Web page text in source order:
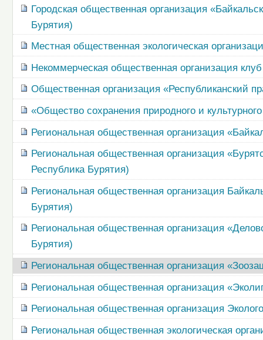
Городская общественная организация
Бурятия)
Местная общественная экологическая
Некоммерческая общественная организация
Общественная организация «Республиканский
«Общество сохранения природного и
Региональная общественная организация
Региональная общественная организация
Республика Бурятия)
Региональная общественная организация
Бурятия)
Региональная общественная организация
Бурятия)
Региональная общественная организация
Региональная общественная организация
Региональная общественная организация
Региональная общественная экологическая